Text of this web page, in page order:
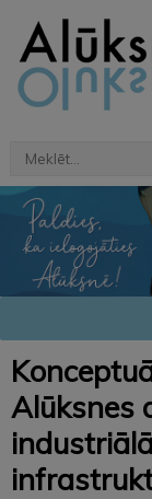
Alūksnes